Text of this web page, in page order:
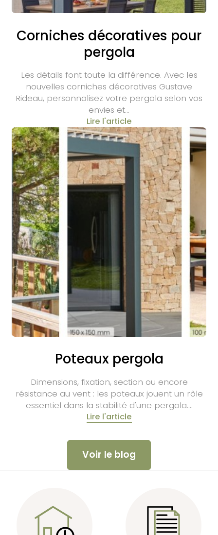
Corniches décoratives pour
pergola
Les détails font toute la différence. Avec les
nouvelles corniches décoratives Gustave
Rideau, personnalisez votre pergola selon vos
envies et…
Lire l'article
Poteaux pergola
Dimensions, fixation, section ou encore
résistance au vent : les poteaux jouent un rôle
essentiel dans la stabilité d'une pergola.…
Lire l'article
Voir le blog